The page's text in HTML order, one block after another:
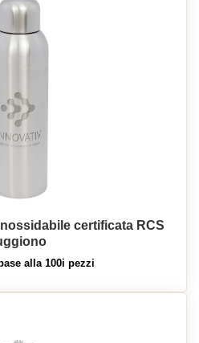
certificata RCS
alla 100i pezzi